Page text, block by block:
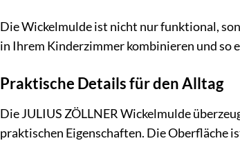
Die Wickelmulde ist nicht nur funktional,
in Ihrem Kinderzimmer kombinieren und so
Praktische Details für den Alltag
Die JULIUS ZÖLLNER Wickelmulde
praktischen Eigenschaften. Die Oberfläche